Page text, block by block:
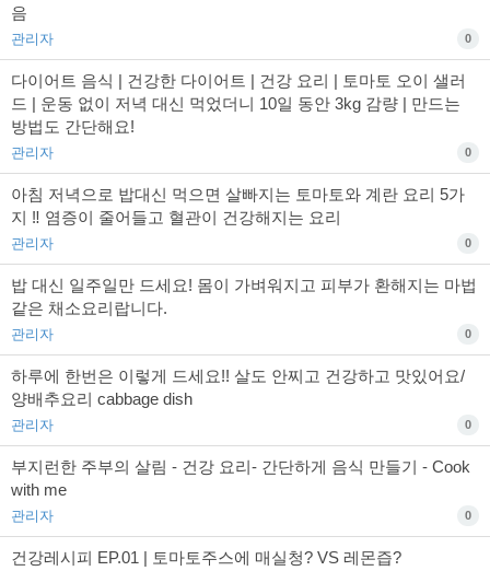
음
관리자 0
다이어트 음식 | 건강한 다이어트 | 건강 요리 | 토마토 오이 샐러
드 | 운동 없이 저녁 대신 먹었더니 10일 동안 3kg 감량 | 만드는
방법도 간단해요!
관리자 0
아침 저녁으로 밥대신 먹으면 살빠지는 토마토와 계란 요리 5가
지 ‼️ 염증이 줄어들고 혈관이 건강해지는 요리
관리자 0
밥 대신 일주일만 드세요! 몸이 가벼워지고 피부가 환해지는 마법
같은 채소요리랍니다.
관리자 0
하루에 한번은 이렇게 드세요!! 살도 안찌고 건강하고 맛있어요/
양배추요리 cabbage dish
관리자 0
부지런한 주부의 살림 - 건강 요리- 간단하게 음식 만들기 - Cook
with me
관리자 0
건강레시피 EP.01 | 토마토주스에 매실청? VS 레몬즙?